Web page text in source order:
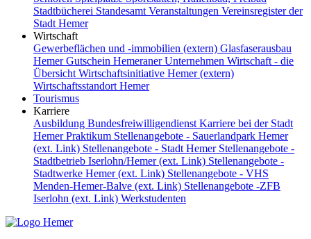
Stadtbücherei Standesamt Veranstaltungen Vereinsregister der
Stadt Hemer
Wirtschaft
Gewerbeflächen und -immobilien (extern) Glasfaserausbau
Hemer Gutschein Hemeraner Unternehmen Wirtschaft - die
Übersicht Wirtschaftsinitiative Hemer (extern)
Wirtschaftsstandort Hemer
Tourismus
Karriere
Ausbildung Bundesfreiwilligendienst Karriere bei der Stadt
HemerPraktikum Stellenangebote - Sauerlandpark Hemer
(ext. Link) Stellenangebote - Stadt Hemer Stellenangebote -
Stadtbetrieb Iserlohn/Hemer (ext. Link) Stellenangebote -
Stadtwerke Hemer (ext. Link) Stellenangebote - VHS
Menden-Hemer-Balve (ext. Link) Stellenangebote -ZFB
Iserlohn (ext. Link) Werkstudenten